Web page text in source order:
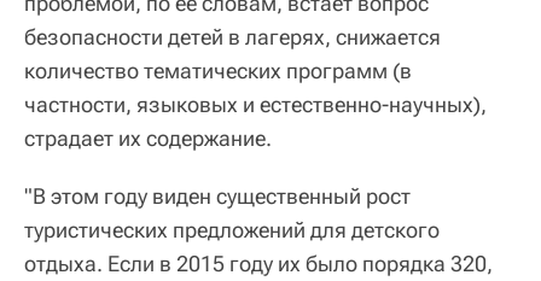
безопасности детей в лагерях, снижается
количество тематических программ (в
частности, языковых и естественно-научных),
страдает их содержание.
"В этом году виден существенный рост
туристических предложений для детского
отдыха. Если в 2015 году их было порядка 320,